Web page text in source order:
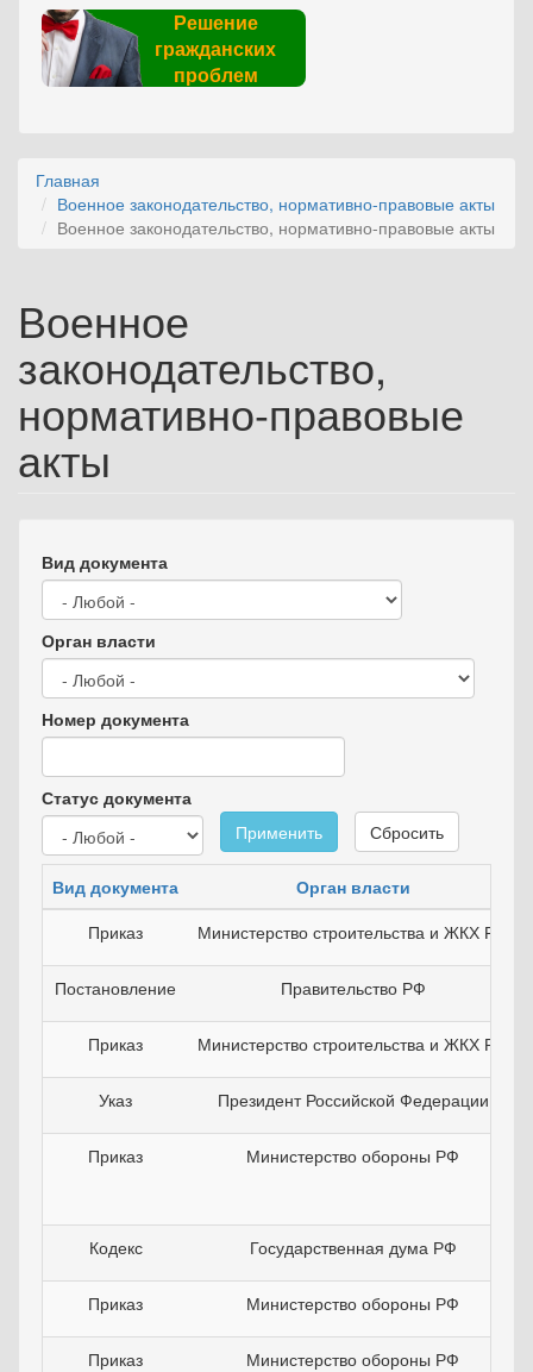
Решение
гражданских
проблем
Главная
Военное законодательство, нормативно-правовые акты
Военное законодательство, нормативно-правовые акты
Военное
законодательство,
нормативно-правовые
акты
Вид документа
Орган власти
Номер документа
Статус документа
Применить
Сбросить
Вид документа Орган власти
Приказ
Министерство строительства и ЖКХ РФ
Постановление Правительство РФ
Приказ Министерство строительства и ЖКХ РФ
Указ Президент Российской Федерации
Приказ Министерство обороны РФ
Кодекс Государственная дума РФ
Приказ Министерство обороны РФ
Приказ Министерство обороны РФ